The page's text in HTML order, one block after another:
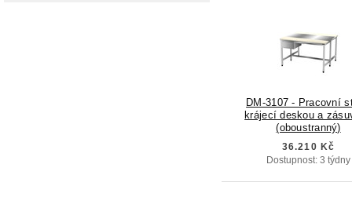
DM-3107 - Pracovní
krájecí deskou a
(oboustranný)
36.210 Kč
Dostupnost: 3 týdny